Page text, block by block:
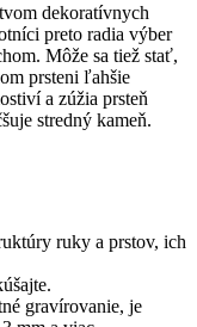
dekoratívnych
preto radia výber
Môže sa tiež stať,
prsteni ľahšie
a zúžia prsteň
stredný kameň.
ruky a prstov, ich
gravírovanie, je